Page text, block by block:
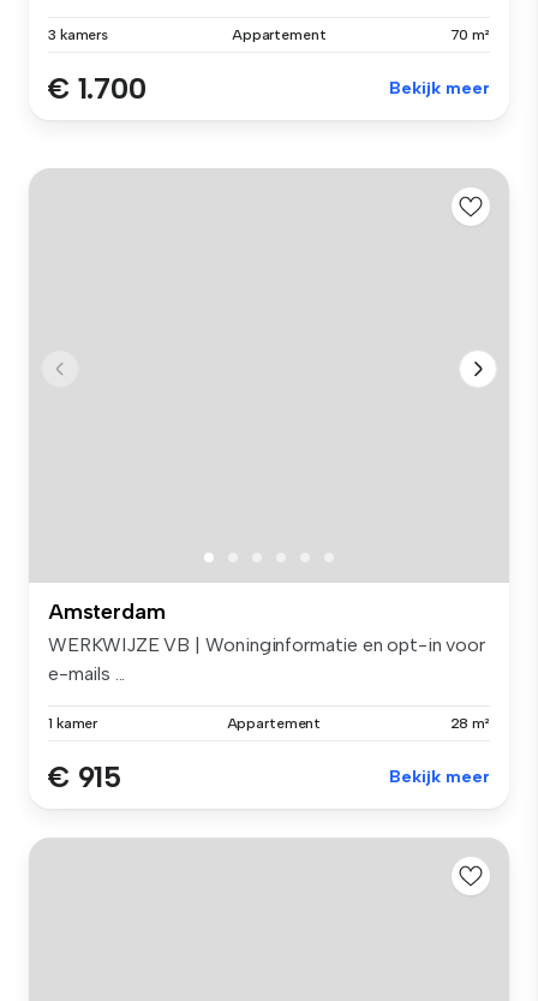
3 kamers Appartement 70 m²
€ 1.700 Bekijk meer
Amsterdam
WERKWIJZE VB | Woninginformatie en opt-in voor
e-mails ...
1 kamer Appartement 28 m²
€ 915 Bekijk meer